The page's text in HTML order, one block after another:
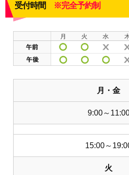
受付時間 ※完全予約制
月・金
9:00～
15:00～
火